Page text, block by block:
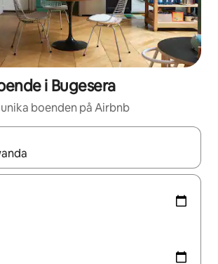
i Bugesera
boenden på Airbnb
tillgängliga kan du navigera med upp- och